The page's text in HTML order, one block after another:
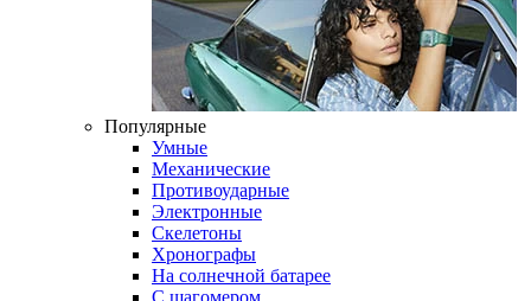
Популярные
Умные
Механические
Противоударные
Электронные
Скелетоны
Хронографы
На солнечной батарее
С шагомером